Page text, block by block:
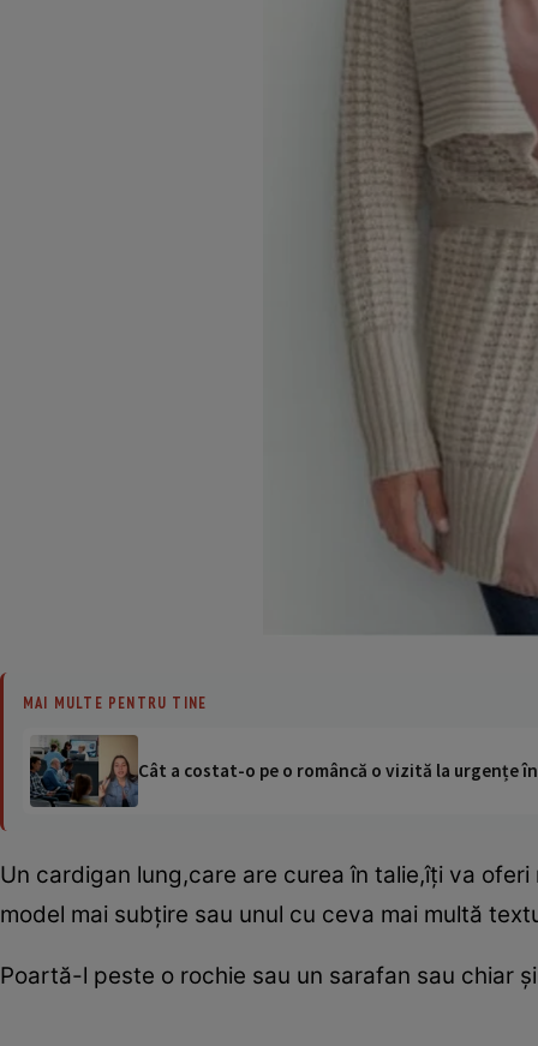
MAI MULTE PENTRU TINE
Cât a costat-o pe o româncă o vizită la urgențe
Un cardigan lung,care are curea în talie,îţi va
model mai subţire sau unul cu ceva mai multă
Poartă-l peste o rochie sau un sarafan sau chiar